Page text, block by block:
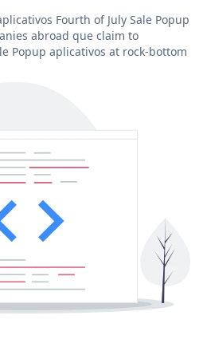
Fourth of July Sale Popup
abroad que claim to
Popup aplicativos at rock-bottom